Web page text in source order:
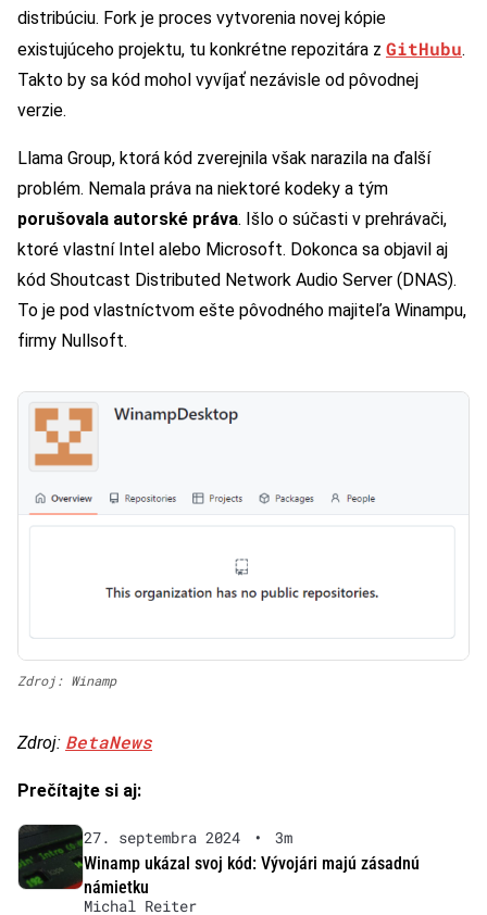
distribúciu. Fork je proces vytvorenia novej kópie
existujúceho projektu, tu konkrétne repozitára z GitHubu.
Takto by sa kód mohol vyvíjať nezávisle od pôvodnej
verzie.
Llama Group, ktorá kód zverejnila však narazila na ďalší
problém. Nemala práva na niektoré kodeky a tým
porušovala autorské práva. Išlo o súčasti v prehrávači,
ktoré vlastní Intel alebo Microsoft. Dokonca sa objavil aj
kód Shoutcast Distributed Network Audio Server (DNAS).
To je pod vlastníctvom ešte pôvodného majiteľa Winampu,
firmy Nullsoft.
Zdroj: Winamp
Zdroj: BetaNews
Prečítajte si aj:
27. septembra 2024 •
3m
Winamp ukázal svoj kód: Vývojári majú zásadnú
námietku
Michal Reiter